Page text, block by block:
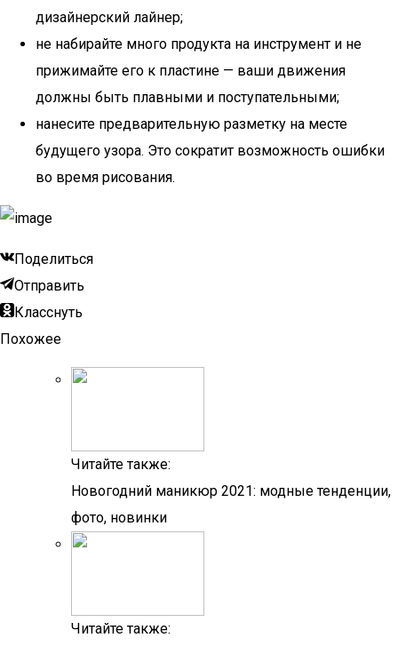
дизайнерский лайнер;
не набирайте много продукта на инструмент и не
прижимайте его к пластине — ваши движения
должны быть плавными и поступательными;
нанесите предварительную разметку на месте
будущего узора. Это сократит возможность ошибки
во время рисования.
Поделиться
Отправить
Класснуть
Похожее
Читайте также:
Новогодний маникюр 2021: модные тенденции,
фото, новинки
Читайте также: